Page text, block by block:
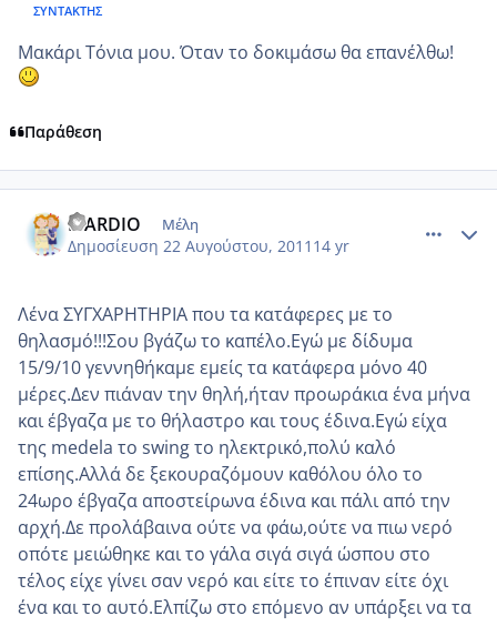
ΣΥΝΤΆΚΤΗΣ
Μακάρι Τόνια μου. Όταν το δοκιμάσω θα επανέλθω!
Παράθεση
MARDIO Μέλη
Δημοσίευση 22 Αυγούστου, 2011 14 yr
Λένα ΣΥΓΧΑΡΗΤΗΡΙΑ που τα κατάφερες με το
θηλασμό!!!Σου βγάζω το καπέλο.Εγώ με δίδυμα
15/9/10 γεννηθήκαμε εμείς τα κατάφερα μόνο 40
μέρες.Δεν πιάναν την θηλή,ήταν προωράκια ένα μήνα
και έβγαζα με το θήλαστρο και τους έδινα.Εγώ είχα
της medela το swing το ηλεκτρικό,πολύ καλό
επίσης.Αλλά δε ξεκουραζόμουν καθόλου όλο το
24ωρο έβγαζα αποστείρωνα έδινα και πάλι από την
αρχή.Δε προλάβαινα ούτε να φάω,ούτε να πιω νερό
οπότε μειώθηκε και το γάλα σιγά σιγά ώσπου στο
τέλος είχε γίνει σαν νερό και είτε το έπιναν είτε όχι
ένα και το αυτό.Ελπίζω στο επόμενο αν υπάρξει να τα